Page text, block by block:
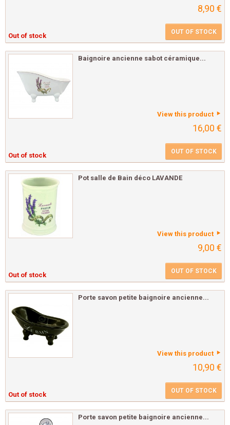
8,90 €
Out of stock OUT OF STOCK
Baignoire ancienne sabot céramique...
View this product
16,00 €
Out of stock OUT OF STOCK
Pot salle de Bain déco LAVANDE
View this product
9,00 €
Out of stock OUT OF STOCK
Porte savon petite baignoire ancienne...
View this product
10,90 €
Out of stock OUT OF STOCK
Porte savon petite baignoire ancienne...